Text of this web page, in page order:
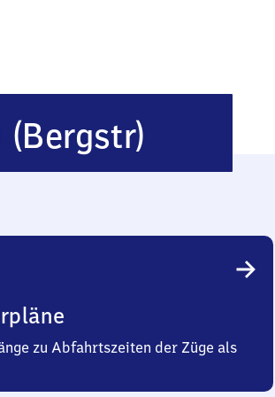
(Bergstr)
zu Abfahrtszeiten der Züge als